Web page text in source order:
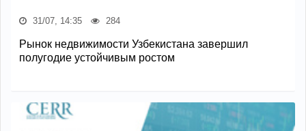
31/07, 14:35 284
Рынок недвижимости Узбекистана завершил
полугодие устойчивым ростом